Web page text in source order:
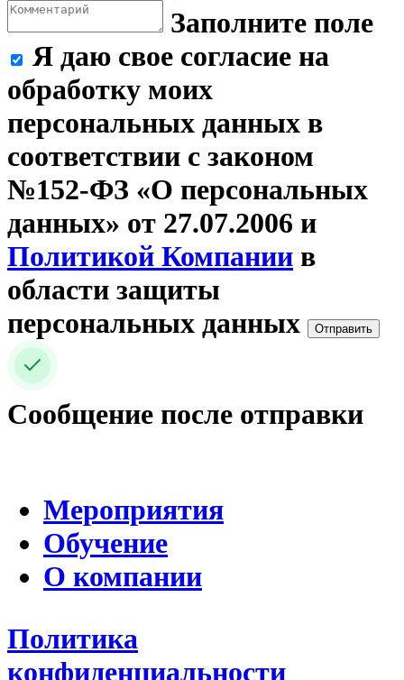
Заполните поле
Я даю свое согласие на
обработку моих
персональных данных в
соответствии с законом
№152-ФЗ «О персональных
данных» от 27.07.2006 и
Политикой Компании в
области защиты
персональных данных
Отправить
Сообщение после отправки
Мероприятия
Обучение
О компании
Политика
конфиденциальности